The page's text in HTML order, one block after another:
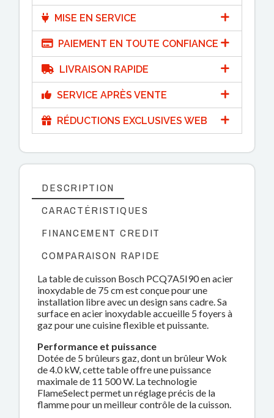
MISE EN SERVICE
PAIEMENT EN TOUTE CONFIANCE
LIVRAISON RAPIDE
SERVICE APRÈS VENTE
RÉDUCTIONS EXCLUSIVES WEB
DESCRIPTION
CARACTÉRISTIQUES
FINANCEMENT CREDIT
COMPARAISON RAPIDE
La table de cuisson Bosch PCQ7A5I90 en acier
inoxydable de 75 cm est conçue pour une
installation libre avec un design sans cadre. Sa
surface en acier inoxydable accueille 5 foyers à
gaz pour une cuisine flexible et puissante.
Performance et puissance
Dotée de 5 brûleurs gaz, dont un brûleur Wok
de 4.0 kW, cette table offre une puissance
maximale de 11 500 W. La technologie
FlameSelect permet un réglage précis de la
flamme pour un meilleur contrôle de la cuisson.